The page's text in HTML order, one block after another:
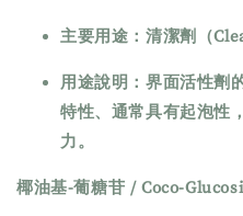
主要用途：清潔劑（
用途說明：界面活性劑
特性、通常具有起泡性
力。
椰油基-葡糖苷 / Coco-